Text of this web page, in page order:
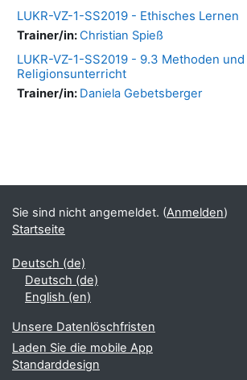
LUKR-VZ-1-SS2019 - Ethisches Lernen
Trainer/in:Christian Spieß
LUKR-VZ-1-SS2019 - 9.3 Methoden
Religionsunterricht
Trainer/in: Daniela Gebetsberger
Sie sind nicht angemeldet. (Anmelden)
Startseite
Deutsch ‎(de)‎
Deutsch ‎(de)‎
English ‎(en)‎
Unsere Datenlöschfristen
Laden Sie die mobile App
Standarddesign